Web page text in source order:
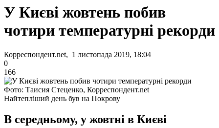
У Києві жовтень побив
чотири температурні рекорди
Корреспондент.net, 1 листопада 2019, 18:04
0
166
Фото: Таисия Стеценко, Корреспондент.net
Найтепліший день був на Покрову
В середньому, у жовтні в Києві